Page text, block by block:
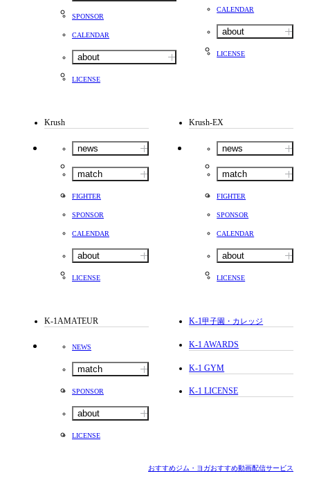
SPONSOR
CALENDAR
about
LICENSE
CALENDAR
about
LICENSE
Krush
news
match
FIGHTER
SPONSOR
CALENDAR
about
LICENSE
Krush-EX
news
match
FIGHTER
SPONSOR
CALENDAR
about
LICENSE
K-1AMATEUR
NEWS
match
SPONSOR
about
LICENSE
K-1甲子園・カレッジ
K-1 AWARDS
K-1 GYM
K-1 LICENSE
おすすめジム・ヨガおすすめ動画配信サービス